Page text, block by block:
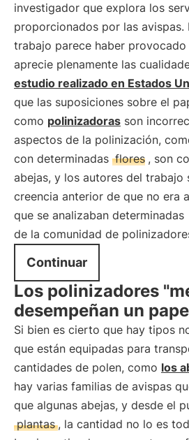
investigador que explora los
proporcionados por las
trabajo parece haber
aprecie plenamente las
estudio realizado en Estados
que las suposiciones sobre el
como polinizadoras son
aspectos de la polinización,
con determinadas flores , son
abejas, y los autores del trabajo
creencia anterior de que no era
que se analizaban determinadas
de la comunidad de
Continuar
Los polinizadores
desempeñan un
Si bien es cierto que hay tipos
que están equipadas para
cantidades de polen, como los
hay varias familias de avispas
que algunas abejas, y desde el
plantas , la cantidad no lo es